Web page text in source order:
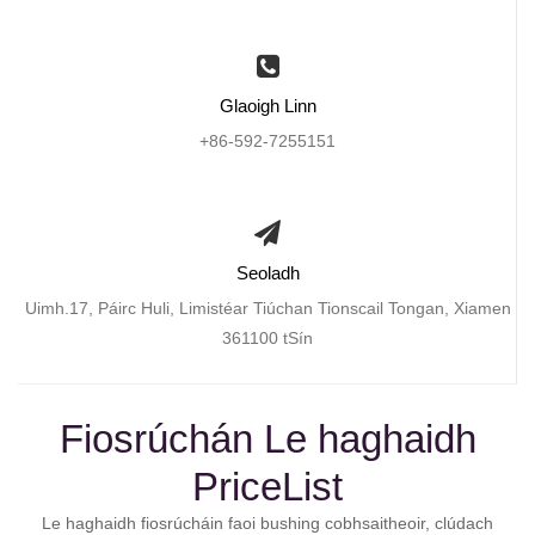
Glaoigh Linn
+86-592-7255151
Seoladh
Uimh.17, Páirc Huli, Limistéar Tiúchan Tionscail Tongan, Xiamen
361100 tSín
Fiosrúchán Le haghaidh
PriceList
Le haghaidh fiosrúcháin faoi bushing cobhsaitheoir, clúdach